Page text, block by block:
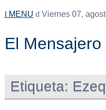
MENU Viernes 07,
El Mensajero
Etiqueta: